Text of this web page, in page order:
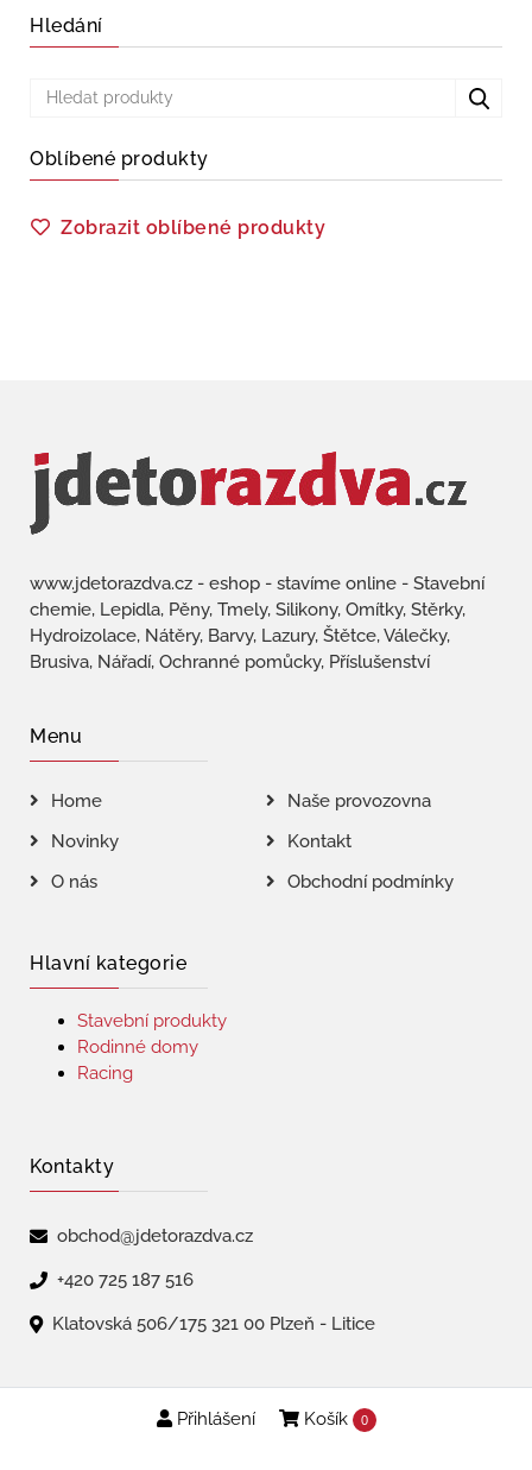
Přihlášení Košík 0
Hledání
Oblíbené produkty
Zobrazit oblíbené produkty
www.jdetorazdva.cz - eshop - stavíme online - Stavební
chemie, Lepidla, Pěny, Tmely, Silikony, Omítky, Stěrky,
Hydroizolace, Nátěry, Barvy, Lazury, Štětce, Válečky,
Brusiva, Nářadí, Ochranné pomůcky, Příslušenství
Menu
Home
Naše provozovna
Novinky
Kontakt
O nás
Obchodní podmínky
Hlavní kategorie
Stavební produkty
Rodinné domy
Racing
Kontakty
obchod@jdetorazdva.cz
+420 725 187 516
Klatovská 506/175 321 00 Plzeň - Litice
Copyright © 2026 | jdetorazdva